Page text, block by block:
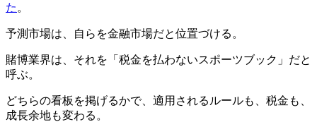
た 。
予測市場は、自らを金融市場だと位置づける。
賭博業界は、それを「税金を払わないスポーツブック」だと
呼ぶ。
どちらの看板を掲げるかで、適用されるルールも、税金も、
成長余地も変わる。